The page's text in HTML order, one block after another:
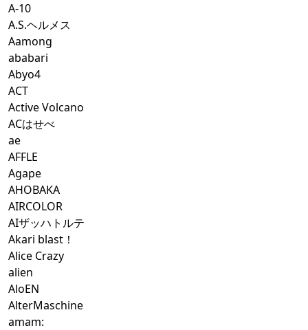
A-10
A.S.ヘルメス
Aamong
ababari
Abyo4
ACT
Active Volcano
ACはせべ
ae
AFFLE
Agape
AHOBAKA
AIRCOLOR
AIザッハトルテ
Akari blast！
Alice Crazy
alien
AloEN
AlterMaschine
amam: